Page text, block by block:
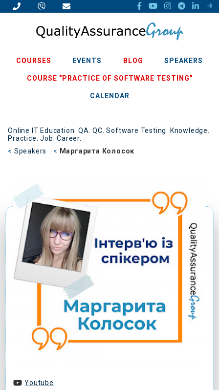
COURSES EVENTS BLOG SPEAKERS
COURSE "PRACTICE OF SOFTWARE TESTING"
CALENDAR
Online IT Education. QA. QC. Software Testing. Knowledge.
Practice. Job. Career.
Speakers
Маргарита Колосок
Youtube